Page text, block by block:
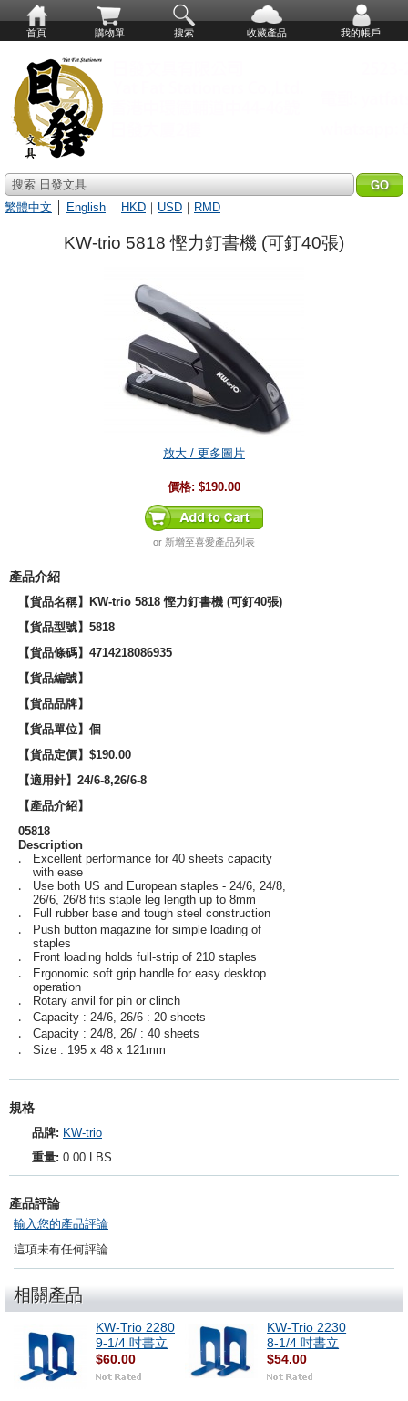
首頁 購物單 搜索 收藏產品 我的帳戶
搜索 日發文具
繁體中文
English HKD ｜ USD ｜ RMD
KW-trio 5818 慳力釘書機 (可釘40張)
放大 / 更多圖片
價格: $190.00
or 新增至喜愛產品列表
產品介紹
【貨品名稱】KW-trio 5818 慳力釘書機 (可釘40張)
【貨品型號】5818
【貨品條碼】4714218086935
【貨品編號】
【貨品品牌】
【貨品單位】個
【貨品定價】$190.00
【適用針】24/6-8,26/6-8
【產品介紹】
05818
Description
‧
Excellent performance for 40 sheets capacity
with ease
‧
Use both US and European staples - 24/6, 24/8,
26/6, 26/8 fits staple leg length up to 8mm
‧
Full rubber base and tough steel construction
‧
Push button magazine for simple loading of
staples
‧
Front loading holds full-strip of 210 staples
‧
Ergonomic soft grip handle for easy desktop
operation
‧
Rotary anvil for pin or clinch
‧
Capacity : 24/6, 26/6 : 20 sheets
‧
Capacity : 24/8, 26/ : 40 sheets
‧
Size : 195 x 48 x 121mm
規格
品牌: KW-trio
重量: 0.00 LBS
產品評論
輸入您的產品評論
這項未有任何評論
相關產品
KW-Trio 2280
9-1/4 吋書立
$60.00
KW-Trio 2230
8-1/4 吋書立
$54.00